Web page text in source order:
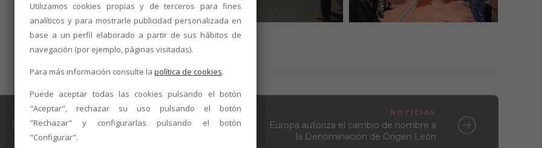
FERIAS Y CONVENCIONES,
Felicitación institucional por el cambio
de nombre de la DO León
NOTICIAS
Europa autoriza el cambio de nombre a
la Denominación de Origen León
Utilizamos cookies propias y de terceros para fines
analíticos y para mostrarle publicidad personalizada en
base a un perfil elaborado a partir de sus hábitos de
navegación (por ejemplo, páginas visitadas).
Para más información consulte la política de cookies.
Puede aceptar todas las cookies pulsando el botón
"Aceptar", rechazar su uso pulsando el botón
"Rechazar" y configurarlas pulsando el botón
"Configurar".